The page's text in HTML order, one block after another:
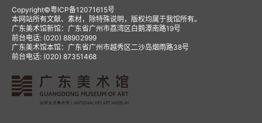
Copyright©粤ICP备12071615号
本网站所有文献、素材，除特殊说明，版权均属于我馆所有。
广东美术馆新馆：广东省广州市荔湾区白鹅潭南路19号
前台电话: (020) 88902999
广东美术馆本馆：广东省广州市越秀区二沙岛烟雨路38号
前台电话: (020) 87351468